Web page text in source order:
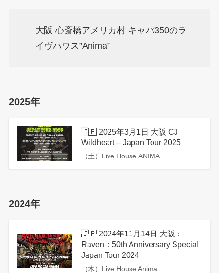
大阪 心斎橋アメリカ村 キャパ350のラ
イヴハウス”Anima”
2025年
🇯🇵 2025年3月1日 大阪 CJ
Wildheart – Japan Tour 2025
（土）Live House ANIMA
2024年
🇯🇵 2024年11月14日 大阪：
Raven：50th Anniversary Special
Japan Tour 2024
（木）Live House Anima